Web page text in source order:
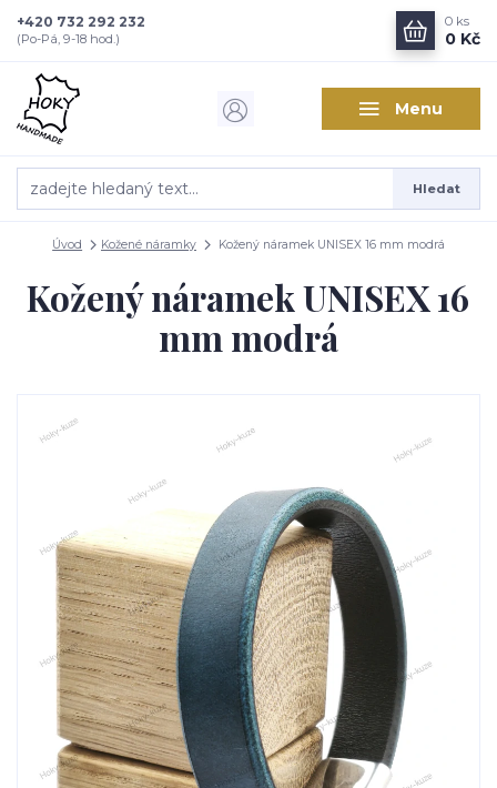
Menu
Hledat
+420 732 292 232
(Po-Pá, 9-18 hod.)
0 ks
0 Kč
Úvod Kožené náramky Kožený náramek UNISEX 16 mm modrá
Kožený náramek UNISEX 16
mm modrá